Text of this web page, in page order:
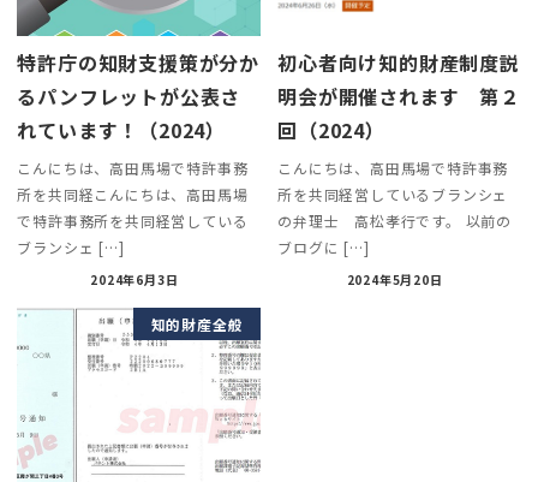
特許庁の知財支援策が分か
るパンフレットが公表さ
れています！（2024）
こんにちは、高田馬場で特許事務
所を共同経こんにちは、高田馬場
で特許事務所を共同経営している
ブランシェ […]
2024年6月3日
初心者向け知的財産制度説
明会が開催されます 第２
回（2024）
こんにちは、高田馬場で特許事務
所を共同経営しているブランシェ
の弁理士 高松孝行です。 以前の
ブログに […]
2024年5月20日
知的財産全般